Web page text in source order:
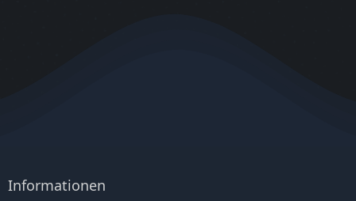
Informationen